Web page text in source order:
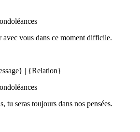
vous dans ce moment difficile.
| {Relation}
tu seras toujours dans nos pensées.